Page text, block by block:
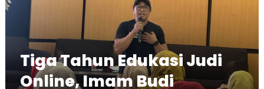
Tiga Tahun Edukasi Judi
Online, Imam Budi